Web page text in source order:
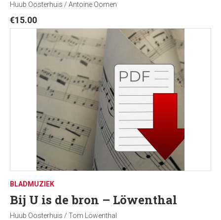
Huub Oosterhuis / Antoine Oomen
€15.00
BLADMUZIEK
Bij U is de bron – Löwenthal
Huub Oosterhuis / Tom Löwenthal